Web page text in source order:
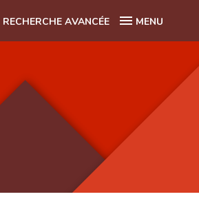
RECHERCHE AVANCÉE MENU